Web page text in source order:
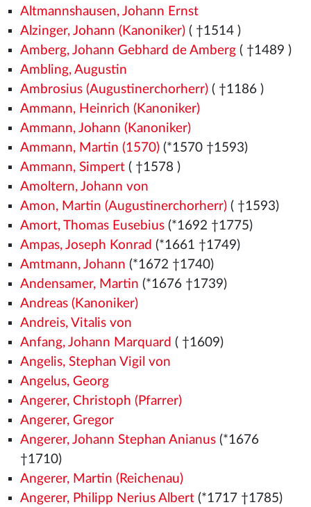
Altmannshausen, Johann Ernst
Alzinger, Johann (Kanoniker)( †1514 )
Amberg, Johann Gebhard de Amberg( †1489 )
Ambling, Augustin
Ambrosius (Augustinerchorherr)( †1186 )
Ammann, Heinrich (Kanoniker)
Ammann, Johann (Kanoniker)
Ammann, Martin (1570)(*1570 †1593)
Ammann, Simpert( †1578 )
Amoltern, Johann von
Amon, Martin (Augustinerchorherr)( †1593)
Amort, Thomas Eusebius(*1692 †1775)
Ampas, Joseph Konrad (*1661 †1749)
Amtmann, Johann (*1672 †1740)
Andensamer, Martin (*1676 †1739)
Andreas (Kanoniker)
Andreis, Vitalis von
Anfang, Johann Marquard ( †1609)
Angelis, Stephan Vigil von
Angelus, Georg
Angerer, Christoph (Pfarrer)
Angerer, Gregor
Angerer, Johann Stephan Anianus(*1676
†1710)
Angerer, Martin (Reichenau)
Angerer, Philipp Nerius Albert(*1717 †1785)